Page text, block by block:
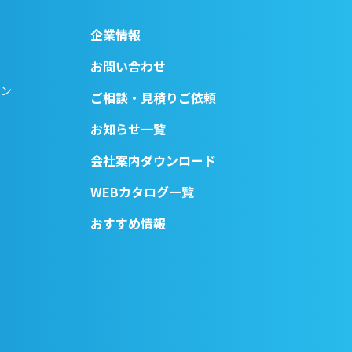
企業情報
お問い合わせ
ご相談・見積りご依頼
お知らせ一覧
会社案内ダウンロード
WEBカタログ一覧
おすすめ情報